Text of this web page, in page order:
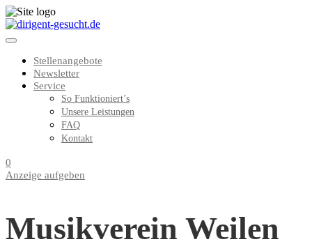
Stellenangebote
Newsletter
Service
So Funktioniert’s
Unsere Leistungen
FAQ
Kontakt
0
Anzeige aufgeben
Musikverein Weilen